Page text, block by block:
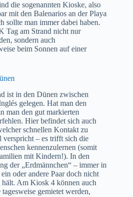
die sogenannten Kioske, also
mit den Balenarios an der Playa
sollte man immer dabei haben.
Tag am Strand nicht nur
sondern auch
beim Sonnen auf einer
ist in den Dünen zwischen
gelegen. Hat man den
man den gut markierten
Hier befindet sich auch
schnellen Kontakt zu
verspricht – es trifft sich die
kennenzulernen (somit
mit Kindern!). In den
der „Erdmännchen“ – immer in
oder andere Paar doch nicht
hält. Am Kiosk 4 können auch
gemietet werden,